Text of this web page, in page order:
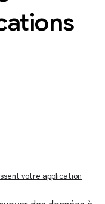
votre application